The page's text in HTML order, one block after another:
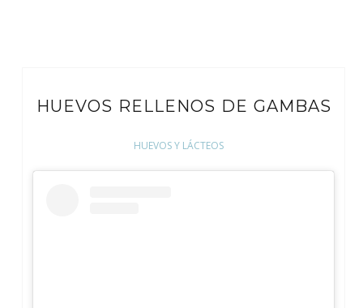
HUEVOS RELLENOS DE GAMBAS
HUEVOS Y LÁCTEOS